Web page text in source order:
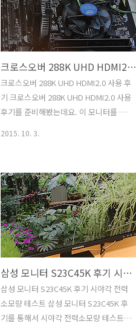
는 우리가 알고 있는 캠코더 이기도 합니
다. 온랩 1101P 는 24Hz 25Hz 30 Hz를
지원해서 전문적인 촬영에 도움을 줍니
다. 리뷰용 온랩 모니터를 두면 확실히 촬
영할 때 좀 더 큰 모니터로 쉬운 확인이 가
능해서 좋죠. 물론 미니PC등과 연결하여
사용하는 용도로 또는 듀얼모니터 용도로
도 사용할 수 있습니다. 스펙으로는 11.6
크로스오버 288K UHD HDMI2.0 사용 후기
크로스오버 288K UHD HDMI2.0 사용 후
기 크로스오버 288K UHD HDMI2.0 사용
후기를 준비해봤는데요. 이 모니터를 사
원하는 부분 때문에 내장그래픽으로 사용
할 수 있을 것을 내심 기대를 했는데 크로
스오버 288K UHD HDMI2.0를 온전하게
사용하려면 기가바이트 GTX950처럼
HDMI 2.0을 지원하는 그래픽카드를 써야
만 하더군요. 그리고 HDMI 2.0을 지원하
는 케이블을 이용하면 4K 60프레임 해상
도를 사용할 수 있습니다. 그런데 기본적
으로는 HDMI 케이블을 제공하지 않고
DP 케이블을 제공을 했습니다. DP 케이
블을 이용하면 크로스오버 288K UHD..
2015. 10. 3.
삼성 모니터 S23C45K 후기 시야각 전력소모량 테스트
삼성 모니터 S23C45K 후기 시야각 전력
소모량 테스트 삼성 모니터 S23C45K 후
기를 통해서 시야각 전력소모량 테스트를